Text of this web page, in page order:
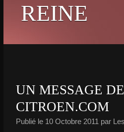
REINE
UN MESSAGE
CITROEN.COM
Publié le 10 Octobre 2011 par